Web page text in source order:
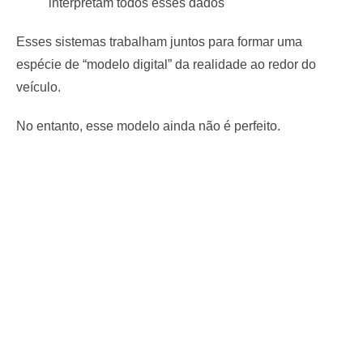
Esses sistemas trabalham juntos para formar uma
espécie de “modelo digital” da realidade ao redor do
veículo.
No entanto, esse modelo ainda não é perfeito.